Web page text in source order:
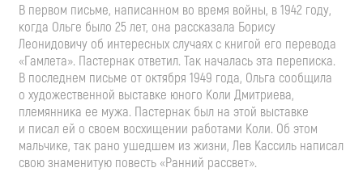
В первом письме, написанном во время войны, в 1942 году,
когда Ольге было 25 лет, она рассказала Борису
Леонидовичу об интересных случаях с книгой его перевода
«Гамлета». Пастернак ответил. Так началась эта переписка.
В последнем письме от октября 1949 года, Ольга сообщила
о художественной выставке юного Коли Дмитриева,
племянника ее мужа. Пастернак был на этой выставке
и писал ей о своем восхищении работами Коли. Об этом
мальчике, так рано ушедшем из жизни, Лев Кассиль написал
свою знаменитую повесть «Ранний рассвет».